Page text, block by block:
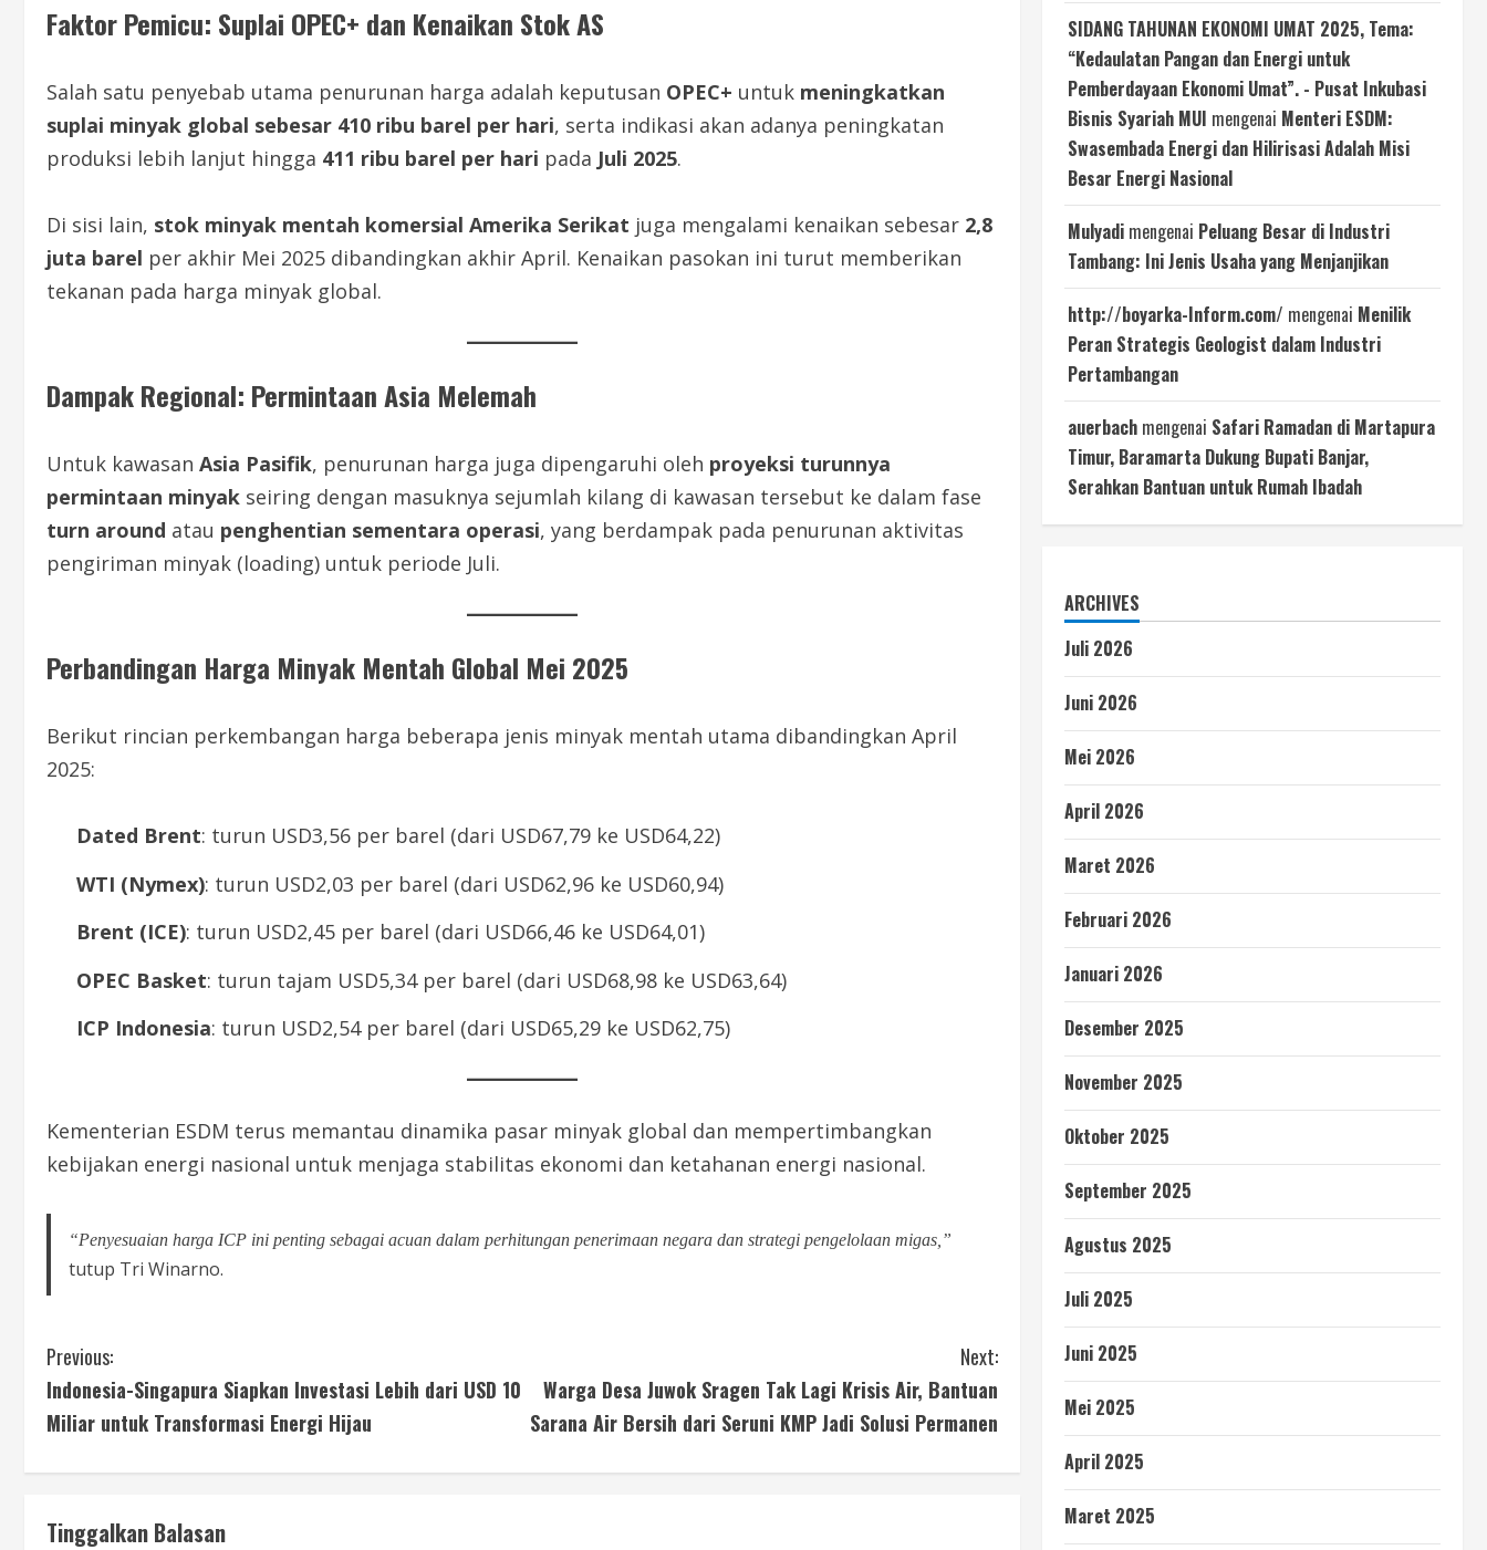
Faktor Pemicu: Suplai OPEC+ dan Kenaikan Stok AS
Salah satu penyebab utama penurunan harga adalah keputusan OPEC+ untuk meningkatkan
suplai minyak global sebesar 410 ribu barel per hari, serta indikasi akan adanya peningkatan
produksi lebih lanjut hingga 411 ribu barel per hari pada Juli 2025.
Di sisi lain, stok minyak mentah komersial Amerika Serikat juga mengalami kenaikan sebesar 2,8
juta barel per akhir Mei 2025 dibandingkan akhir April. Kenaikan pasokan ini turut memberikan
tekanan pada harga minyak global.
Dampak Regional: Permintaan Asia Melemah
Untuk kawasan Asia Pasifik, penurunan harga juga dipengaruhi oleh proyeksi turunnya
permintaan minyak seiring dengan masuknya sejumlah kilang di kawasan tersebut ke dalam fase
turn around atau penghentian sementara operasi, yang berdampak pada penurunan aktivitas
pengiriman minyak (loading) untuk periode Juli.
Perbandingan Harga Minyak Mentah Global Mei 2025
Berikut rincian perkembangan harga beberapa jenis minyak mentah utama dibandingkan April
2025:
Dated Brent: turun USD3,56 per barel (dari USD67,79 ke USD64,22)
WTI (Nymex): turun USD2,03 per barel (dari USD62,96 ke USD60,94)
Brent (ICE): turun USD2,45 per barel (dari USD66,46 ke USD64,01)
OPEC Basket: turun tajam USD5,34 per barel (dari USD68,98 ke USD63,64)
ICP Indonesia: turun USD2,54 per barel (dari USD65,29 ke USD62,75)
Kementerian ESDM terus memantau dinamika pasar minyak global dan mempertimbangkan
kebijakan energi nasional untuk menjaga stabilitas ekonomi dan ketahanan energi nasional.
“Penyesuaian harga ICP ini penting sebagai acuan dalam perhitungan penerimaan negara dan strategi pengelolaan migas,”
tutup Tri Winarno.
Previous:
Indonesia-Singapura Siapkan Investasi Lebih dari USD 10
Miliar untuk Transformasi Energi Hijau
Next:
Warga Desa Juwok Sragen Tak Lagi Krisis Air, Bantuan
Sarana Air Bersih dari Seruni KMP Jadi Solusi Permanen
Tinggalkan Balasan
SIDANG TAHUNAN EKONOMI UMAT 2025, Tema:
“Kedaulatan Pangan dan Energi untuk
Pemberdayaan Ekonomi Umat”. - Pusat Inkubasi
Bisnis Syariah MUI mengenai Menteri ESDM:
Swasembada Energi dan Hilirisasi Adalah Misi
Besar Energi Nasional
Mulyadi mengenai Peluang Besar di Industri
Tambang: Ini Jenis Usaha yang Menjanjikan
http://boyarka-Inform.com/ mengenai Menilik
Peran Strategis Geologist dalam Industri
Pertambangan
auerbach mengenai Safari Ramadan di Martapura
Timur, Baramarta Dukung Bupati Banjar,
Serahkan Bantuan untuk Rumah Ibadah
ARCHIVES
Juli 2026
Juni 2026
Mei 2026
April 2026
Maret 2026
Februari 2026
Januari 2026
Desember 2025
November 2025
Oktober 2025
September 2025
Agustus 2025
Juli 2025
Juni 2025
Mei 2025
April 2025
Maret 2025